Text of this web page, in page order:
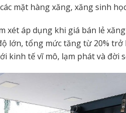
mặt hàng xăng, xăng sinh
xét áp dụng khi giá bán lẻ
lớn, tổng mức tăng từ 20% trở
kinh tế vĩ mô, lạm phát và đời